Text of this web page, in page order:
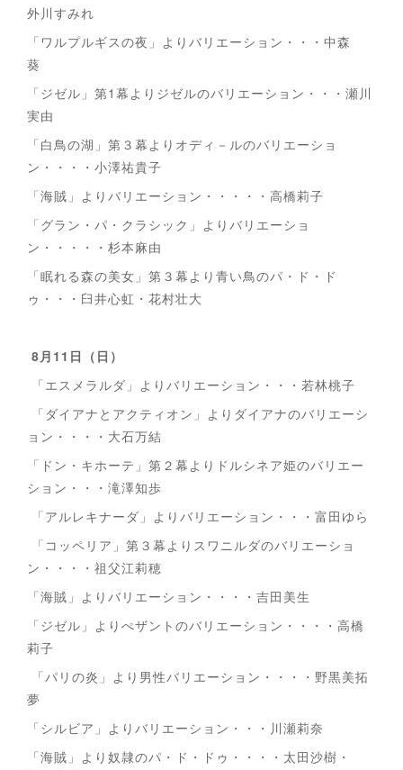
外川すみれ
「ワルプルギスの夜」よりバリエーション・・・中森
葵
「ジゼル」第1幕よりジゼルのバリエーション・・・瀬川
実由
「白鳥の湖」第３幕よりオディ－ルのバリエーショ
ン・・・・小澤祐貴子
「海賊」よりバリエーション・・・・・高橋莉子
「グラン・パ・クラシック」よりバリエーショ
ン・・・・・杉本麻由
「眠れる森の美女」第３幕より青い鳥のパ・ド・ド
ゥ・・・臼井心虹・花村壮大
8月11日（日）
「エスメラルダ」よりバリエーション・・・若林桃子
「ダイアナとアクティオン」よりダイアナのバリエーシ
ョン・・・・大石万結
「ドン・キホーテ」第２幕よりドルシネア姫のバリエー
ション・・・滝澤知歩
「アルレキナーダ」よりバリエーション・・・富田ゆら
「コッペリア」第３幕よりスワニルダのバリエーショ
ン・・・・祖父江莉穂
「海賊」よりバリエーション・・・・吉田美生
「ジゼル」よりぺザントのバリエーション・・・・高橋
莉子
「パリの炎」より男性バリエーション・・・・野黒美拓
夢
「シルビア」よりバリエーション・・・川瀬莉奈
「海賊」より奴隷のパ・ド・ドゥ・・・・太田沙樹・